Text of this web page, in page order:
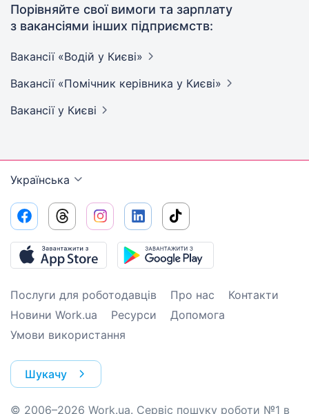
Порівняйте свої вимоги та зарплату
з вакансіями інших підприємств:
Вакансії «Водій у Києві»
Вакансії «Помічник керівника у Києві»
Вакансії у Києві
Українська
Послуги для роботодавців Про нас
Контакти
Новини Work.ua
Ресурси
Допомога
Умови використання
Шукачу
© 2006–2026 Work.ua. Сервіс пошуку роботи №1 в